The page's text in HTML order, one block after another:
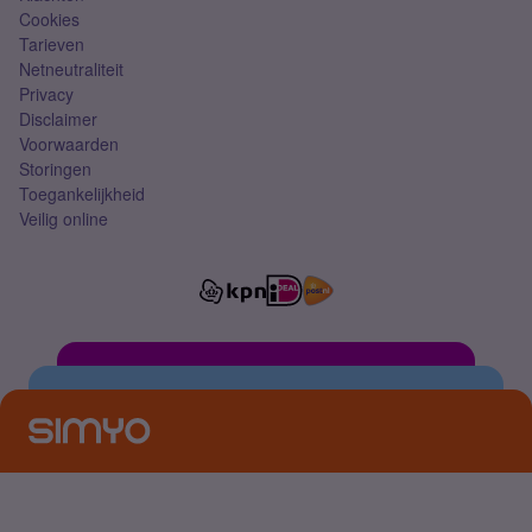
Cookies
Tarieven
Netneutraliteit
Privacy
Disclaimer
Voorwaarden
Storingen
Toegankelijkheid
Veilig online